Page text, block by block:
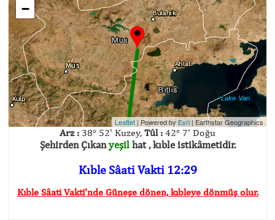
−
Leaflet | Powered by Esri|Earthstar Geographics
Arz : 38° 52' Kuzey, Tûl : 42° 7' Doğu
Şehirden Çıkanyeşilhat , kıble istikâmetidir.
Kıble Sâati Vakti 12:29
Kıble Sâati Vakti'nde Güneşe dönen, kıbleye dönmüş olur.